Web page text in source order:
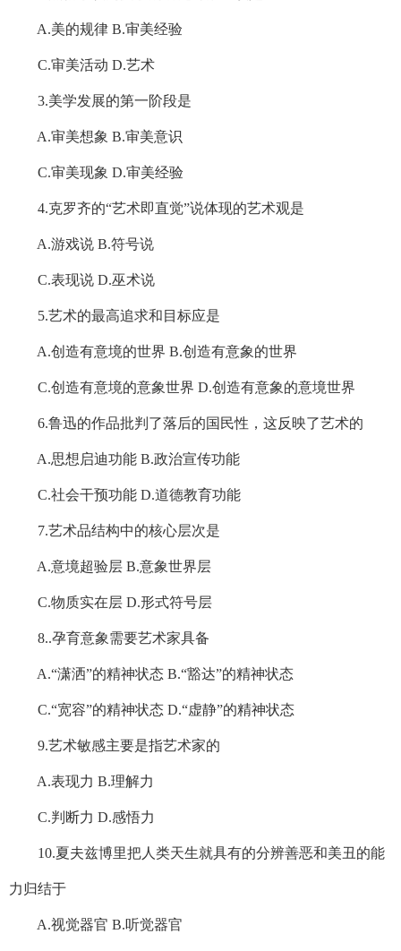
A.美的规律 B.审美经验
C.审美活动 D.艺术
3.美学发展的第一阶段是
A.审美想象 B.审美意识
C.审美现象 D.审美经验
4.克罗齐的“艺术即直觉”说体现的艺术观是
A.游戏说 B.符号说
C.表现说 D.巫术说
5.艺术的最高追求和目标应是
A.创造有意境的世界 B.创造有意象的世界
C.创造有意境的意象世界 D.创造有意象的意境世界
6.鲁迅的作品批判了落后的国民性，这反映了艺术的
A.思想启迪功能 B.政治宣传功能
C.社会干预功能 D.道德教育功能
7.艺术品结构中的核心层次是
A.意境超验层 B.意象世界层
C.物质实在层 D.形式符号层
8..孕育意象需要艺术家具备
A.“潇洒”的精神状态 B.“豁达”的精神状态
C.“宽容”的精神状态 D.“虚静”的精神状态
9.艺术敏感主要是指艺术家的
A.表现力 B.理解力
C.判断力 D.感悟力
10.夏夫兹博里把人类天生就具有的分辨善恶和美丑的能
力归结于
A.视觉器官 B.听觉器官